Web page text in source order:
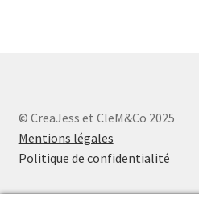
© CreaJess et CleM&Co 2025
Mentions légales
Politique de confidentialité